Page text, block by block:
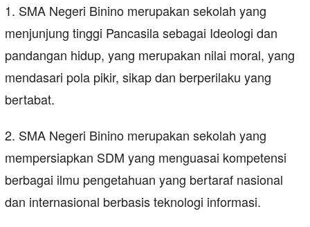
1. SMA Negeri Binino merupakan sekolah yang
menjunjung tinggi Pancasila sebagai Ideologi dan
pandangan hidup, yang merupakan nilai moral, yang
mendasari pola pikir, sikap dan berperilaku yang
bertabat.
2. SMA Negeri Binino merupakan sekolah yang
mempersiapkan SDM yang menguasai kompetensi
berbagai ilmu pengetahuan yang bertaraf nasional
dan internasional berbasis teknologi informasi.